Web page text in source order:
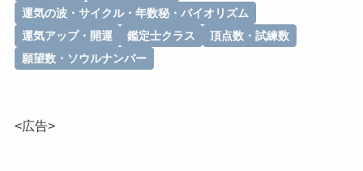
運気の波・サイクル・年数秘・バイオリズム
運気アップ・開運
鑑定士クラス
頂点数・試練数
願望数・ソウルナンバー
<広告>